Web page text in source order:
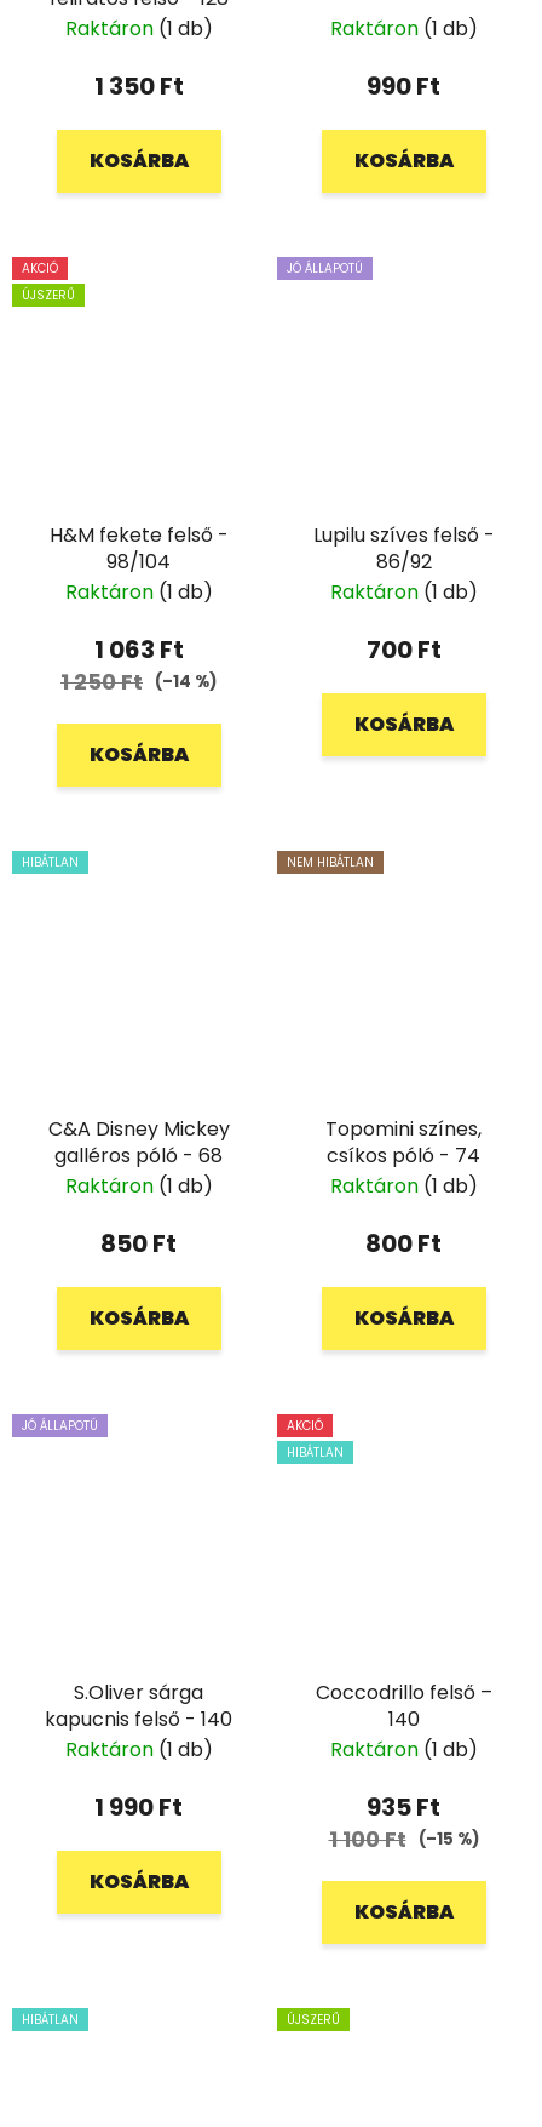
Raktáron (1 db)
1 350 Ft
KOSÁRBA
Raktáron (1 db)
990 Ft
KOSÁRBA
AKCIÓ
ÚJSZERŰ
H&M fekete felső -
98/104
Raktáron (1 db)
1 063 Ft
1 250 Ft (–14 %)
KOSÁRBA
JÓ ÁLLAPOTÚ
Lupilu szíves felső -
86/92
Raktáron (1 db)
700 Ft
KOSÁRBA
HIBÁTLAN
C&A Disney Mickey
galléros póló - 68
Raktáron (1 db)
850 Ft
KOSÁRBA
NEM HIBÁTLAN
Topomini színes,
csíkos póló - 74
Raktáron (1 db)
800 Ft
KOSÁRBA
JÓ ÁLLAPOTÚ
S.Oliver sárga
kapucnis felső - 140
Raktáron (1 db)
1 990 Ft
KOSÁRBA
AKCIÓ
HIBÁTLAN
Coccodrillo felső –
140
Raktáron (1 db)
935 Ft
1 100 Ft (–15 %)
KOSÁRBA
HIBÁTLAN ÚJSZERŰ